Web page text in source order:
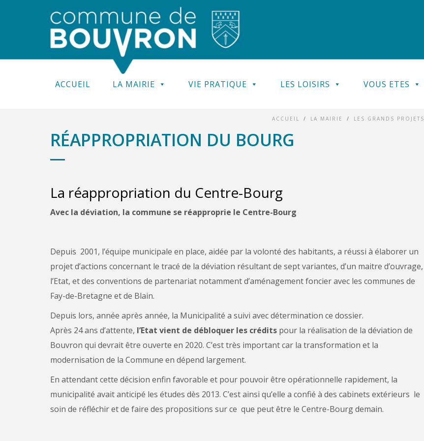
ACCUEIL LA MAIRIE VIE PRATIQUE LES LOISIRS VOUS ETES
ACCUEIL / LA MAIRIE / LES GRANDS PROJETS
RÉAPPROPRIATION DU BOURG
La réappropriation du Centre-Bourg
Avec la déviation, la commune se réapproprie le Centre-Bourg
Depuis 2001, l’équipe municipale en place, aidée par la volonté des habitants, a réussi à élaborer un
projet d’actions concernant le tracé de la déviation résultant de sept variantes, d’un maitre d’ouvrage,
l’Etat, et des conventions de partenariat notamment d’aménagement foncier avec les communes de
Fay-de-Bretagne et de Blain.
Depuis lors, année après année, la Municipalité a suivi avec détermination ce dossier.
Après 24 ans d’attente, l’Etat vient de débloquer les crédits pour la réalisation de la déviation de
Bouvron qui devrait être ouverte en 2020. C’est très important car la transformation et la
modernisation de la Commune en dépend largement.
En attendant cette décision enfin favorable et pour pouvoir être opérationnelle rapidement, la
municipalité avait anticipé les études dès 2013. C’est ainsi qu’elle a confié à des cabinets extérieurs le
soin de réfléchir et de faire des propositions sur ce que peut être le Centre-Bourg demain.